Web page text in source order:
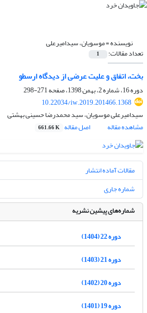
نویسنده =موسویان، سیدامیرعلی
تعداد مقالات: 1
بخت، اتفاق و علیت عرضی از دیدگاه ارسطو
دوره 16، شماره 2، بهمن 1398، صفحه
271-298
10.22034/iw.2019.201466.1368
سیدامیرعلی موسویان، سید محمدرضا حسینی بهشتی
مشاهده مقاله
اصل مقاله 661.66 K
مقالات آماده انتشار
شماره جاری
شماره‌های پیشین نشریه
دوره 22 (1404)
دوره 21 (1403)
دوره 20 (1402)
دوره 19 (1401)